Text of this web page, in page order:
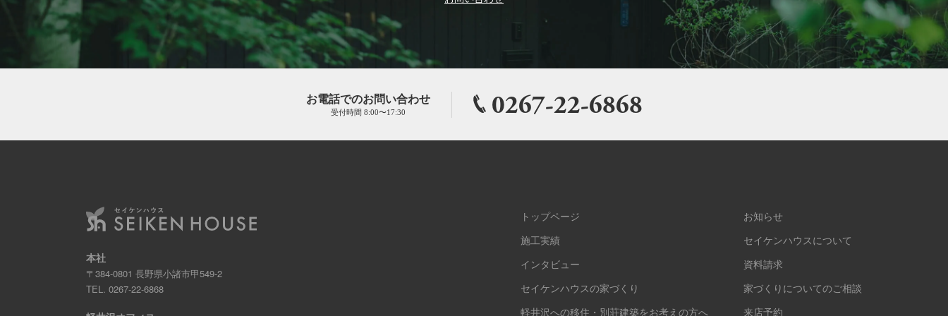
お電話でのお問い合わせ
受付時間 8:00〜17:30 0267-22-6868
本社
〒384-0801 長野県小諸市甲549-2
TEL. 0267-22-6868
トップページ
施工実績
インタビュー
セイケンハウスの家づくり
軽井沢への移住・別荘建築をお考えの方へ
お知らせ
セイケンハウスについて
資料請求
家づくりについてのご相談
来店予約